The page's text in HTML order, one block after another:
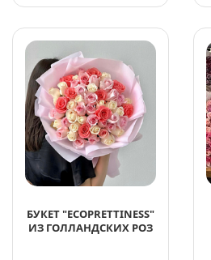
БУКЕТ "ECOPRETTINESS"
ИЗ ГОЛЛАНДСКИХ РОЗ